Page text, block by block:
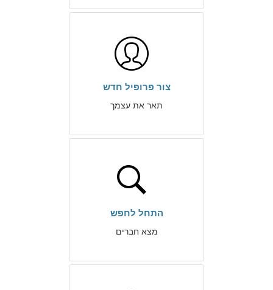
צור פרופיל חדש
תאר את עצמך
התחל לחפש
מצא חברים